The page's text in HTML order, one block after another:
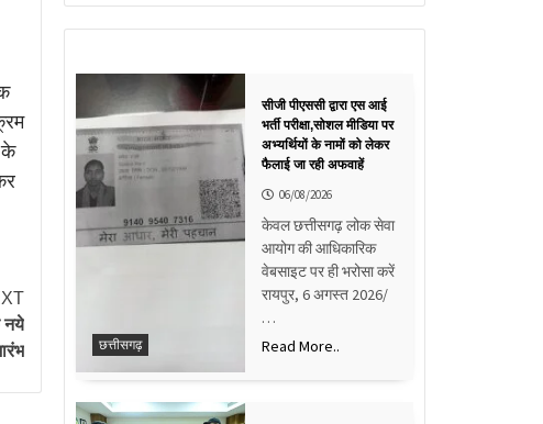
के
नये
छत्तीसगढ़
सीजी पीएससी द्वारा एस आई
भर्ती परीक्षा,सोशल मीडिया पर
अभ्यर्थियों के नामों को लेकर
फैलाई जा रही अफवाहें
06/08/2026
केवल छत्तीसगढ़ लोक सेवा
आयोग की आधिकारिक
वेबसाइट पर ही भरोसा करें
रायपुर, 6 अगस्त 2026/
…
Read More..